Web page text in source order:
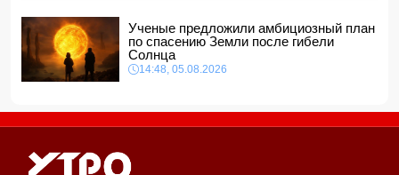
Ученые предложили амбициозный план
по спасению Земли после гибели
Солнца
14:48, 05.08.2026